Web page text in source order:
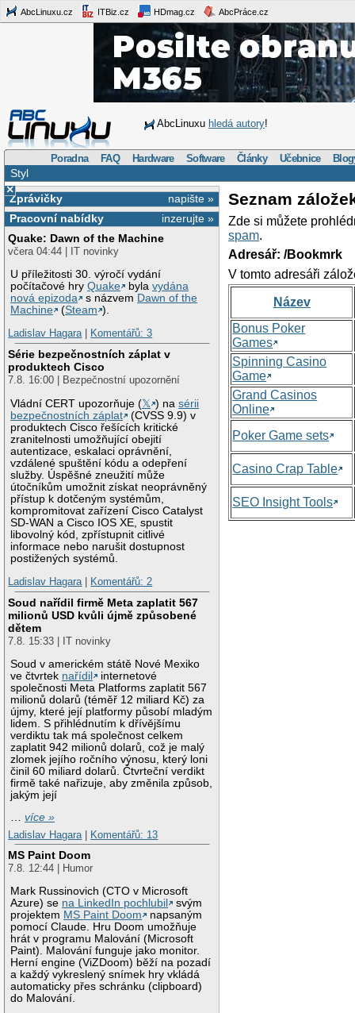
AbcLinuxu.cz ITBiz.cz HDmag.cz AbcPráce.cz
AbcLinuxu hledá autory!
Poradna FAQ Hardware Software Články Učebnice
Styl
×
napište »
Zprávičky
inzerujte »
Pracovní nabídky
Quake: Dawn of the Machine
včera 04:44 | IT novinky
U příležitosti 30. výročí vydání
počítačové hryQuake bylavydána
nová epizoda
s názvem Dawn of the
Machine
(Steam ).
Ladislav Hagara| Komentářů: 3
Série bezpečnostních záplat v
produktech Cisco
7.8. 16:00 | Bezpečnostní upozornění
Vládní CERT upozorňuje (𝕏 ) nasérii
bezpečnostních záplat
(CVSS 9.9) v
produktech Cisco řešících kritické
zranitelnosti umožňující obejití
autentizace, eskalaci oprávnění,
vzdálené spuštění kódu a odepření
služby. Úspěšné zneužití může
útočníkům umožnit získat neoprávněný
přístup k dotčeným systémům,
kompromitovat zařízení Cisco Catalyst
SD-WAN a Cisco IOS XE, spustit
libovolný kód, zpřístupnit citlivé
informace nebo narušit dostupnost
postižených systémů.
Ladislav Hagara| Komentářů: 2
Soud nařídil firmě Meta zaplatit 567
milionů USD kvůli újmě způsobené
dětem
7.8. 15:33 | IT novinky
Soud v americkém státě Nové Mexiko
ve čtvrtek nařídil
internetové
společnosti Meta Platforms zaplatit 567
milionů dolarů (téměř 12 miliard Kč) za
újmy, které její platformy působí mladým
lidem. S přihlédnutím k dřívějšímu
verdiktu tak má společnost celkem
zaplatit 942 milionů dolarů, což je malý
zlomek jejího ročního výnosu, který loni
činil 60 miliard dolarů. Čtvrteční verdikt
firmě také nařizuje, aby změnila způsob,
jakým její
…více »
Ladislav Hagara
Komentářů: 13
MS Paint Doom
7.8. 12:44 | Humor
Mark Russinovich (CTO v Microsoft
Azure) se na LinkedIn pochlubil
svým
projektem MS Paint Doom
napsaným
pomocí Claude. Hru Doom umožňuje
hrát v programu Malování (Microsoft
Paint). Malování funguje jako monitor.
Herní engine (ViZDoom) běží na pozadí
a každý vykreslený snímek hry vkládá
automaticky přes schránku (clipboard)
do Malování.
Seznam
Zde si můžete
spam.
Adresář: /Bookmrk
V tomto adresáři
Název
Bonus Poker
Games
Spinning Casino
Game
Grand Casinos
Online
Poker Game sets
Casino Crap Table
SEO Insight Tools